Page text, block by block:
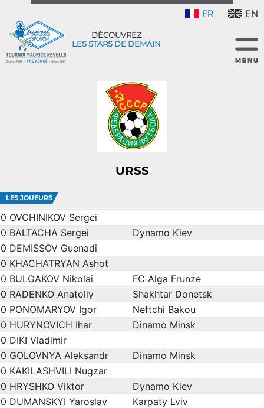
FR EN
DÉCOUVREZ
LES STARS DE DEMAIN
URSS
LES JOUEURS
0 OVCHINIKOV Sergei
0 BALTACHA Sergei
Dynamo Kiev
0 DEMISSOV Guenadi
0 KHACHATRYAN Ashot
0 BULGAKOV Nikolai
FC Alga Frunze
0 RADENKO Anatoliy
Shakhtar Donetsk
0 PONOMARYOV Igor
Neftchi Bakou
0 HURYNOVICH Ihar
Dinamo Minsk
0 DIKI Vladimir
0 GOLOVNYA Aleksandr
Dinamo Minsk
0 KAKILASHVILI Nugzar
0 HRYSHKO Viktor
Dynamo Kiev
0 DUMANSKYI Yaroslav
Karpaty Lviv